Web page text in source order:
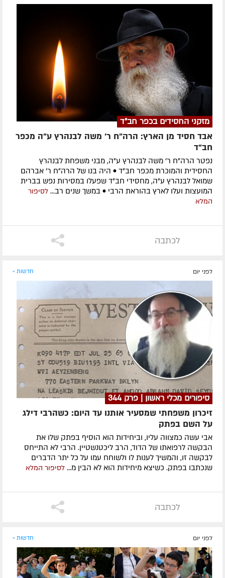
מזקני החסידים בכפר חב"ד
אבד חסיד מן הארץ: הרה"ח ר' משה לבנהרץ ע"ה מכפר
חב"ד
נפטר הרה"ח ר' משה לבנהרץ ע"ה, מבני משפחת לבנהרץ
החסידית והמוכרת מכפר חב"ד • היה בנו של הרה"ח ר' אברהם
שמואל לבנהרץ ע"ה, מחסידי חב"ד שפעלו במסירות נפש בברית
המועצות ועלו לארץ בהוראת הרבי • במשך שנים רב... לסיפור
המלא
לכתבה
לפני יום חדשות »
סיפורים מכלי ראשון | פרק 344
זיכרון משפחתי שמסעיר אותנו עד היום: כשהרבי דילג
על השם בפתק
אבי עשה כמצווה עליו, וביחידות הוא הוסיף בפתק שלו את
הבקשה לרפואתו של הדוד, הרב ליכטנשטיין. הרבי לא התייחס
לבקשה זו, והמשיך לענות לו ולשוחח עמו על כל יתר הדברים
שנכתבו בפתק. כשיצא מיחידות הוא לא הבין מ... לסיפור המלא
לכתבה
לפני יום חדשות »